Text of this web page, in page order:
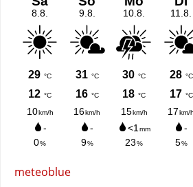
meteoblue